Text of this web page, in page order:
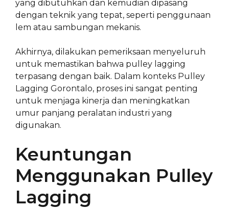
yang dibutuhkan dan kemudian dipasang
dengan teknik yang tepat, seperti penggunaan
lem atau sambungan mekanis.
Akhirnya, dilakukan pemeriksaan menyeluruh
untuk memastikan bahwa pulley lagging
terpasang dengan baik. Dalam konteks Pulley
Lagging Gorontalo, proses ini sangat penting
untuk menjaga kinerja dan meningkatkan
umur panjang peralatan industri yang
digunakan.
Keuntungan
Menggunakan Pulley
Lagging